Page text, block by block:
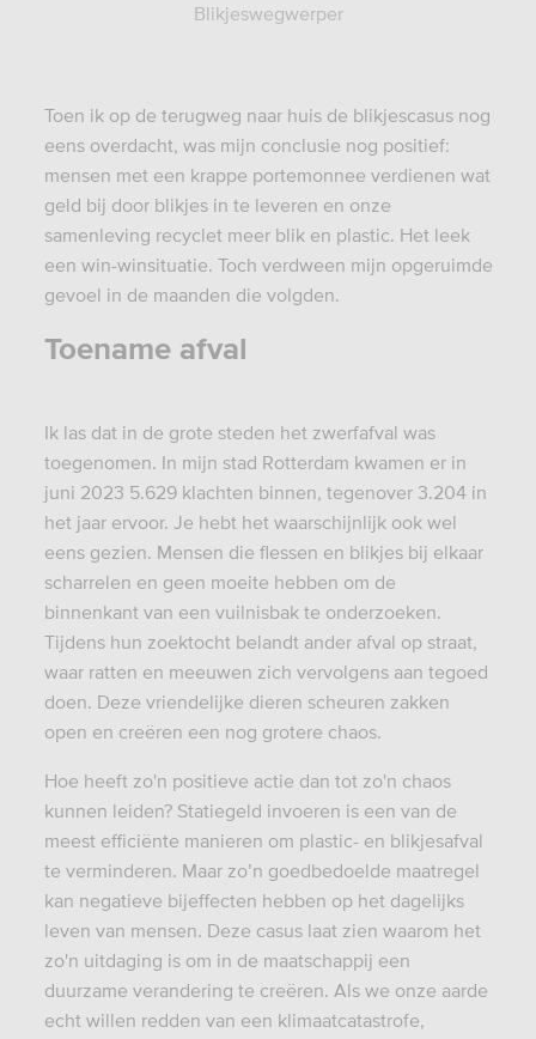
Blikjeswegwerper
Toen ik op de terugweg naar huis de blikjescasus nog
eens overdacht, was mijn conclusie nog positief:
mensen met een krappe portemonnee verdienen wat
geld bij door blikjes in te leveren en onze
samenleving recyclet meer blik en plastic. Het leek
een win-winsituatie. Toch verdween mijn opgeruimde
gevoel in de maanden die volgden.
Toename afval
Ik las dat in de grote steden het zwerfafval was
toegenomen. In mijn stad Rotterdam kwamen er in
juni 2023 5.629 klachten binnen, tegenover 3.204 in
het jaar ervoor. Je hebt het waarschijnlijk ook wel
eens gezien. Mensen die flessen en blikjes bij elkaar
scharrelen en geen moeite hebben om de
binnenkant van een vuilnisbak te onderzoeken.
Tijdens hun zoektocht belandt ander afval op straat,
waar ratten en meeuwen zich vervolgens aan tegoed
doen. Deze vriendelijke dieren scheuren zakken
open en creëren een nog grotere chaos.
Hoe heeft zo'n positieve actie dan tot zo'n chaos
kunnen leiden? Statiegeld invoeren is een van de
meest efficiënte manieren om plastic- en blikjesafval
te verminderen. Maar zo’n goedbedoelde maatregel
kan negatieve bijeffecten hebben op het dagelijks
leven van mensen. Deze casus laat zien waarom het
zo'n uitdaging is om in de maatschappij een
duurzame verandering te creëren. Als we onze aarde
echt willen redden van een klimaatcatastrofe,